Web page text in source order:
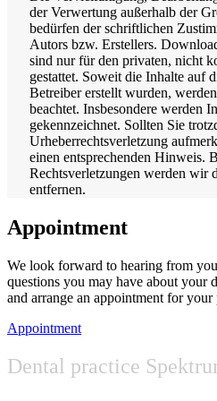
der Verwertung außerhalb der
bedürfen der schriftlichen
Autors bzw. Erstellers.
sind nur für den privaten, nicht
gestattet. Soweit die Inhalte auf
Betreiber erstellt wurden,
beachtet. Insbesondere werden
gekennzeichnet. Sollten Sie
Urheberrechtsverletzung
einen entsprechenden Hinweis.
Rechtsverletzungen werden wir
entfernen.
Appointment
We look forward to hearing from
questions you may have about your
and arrange an appointment for your
Appointment
Dental practice